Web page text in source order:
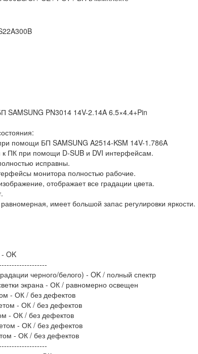
SAMSUNG PN3014 14V-2.14A 6.5×4.4+Pin
помощи БП SAMSUNG A2514-KSM 14V-1.786A
к ПК при помощи D-SUB и DVI интерфейсам.
исправны.
монитора полностью рабочие.
отображает все градации цвета.
имеет большой запас регулировки яркости.
OK
черного/белого) - OK / полный спектр
экрана - ОК / равномерно освещен
- ОК / без дефектов
- ОК / без дефектов
- ОК / без дефектов
- ОК / без дефектов
- ОК / без дефектов